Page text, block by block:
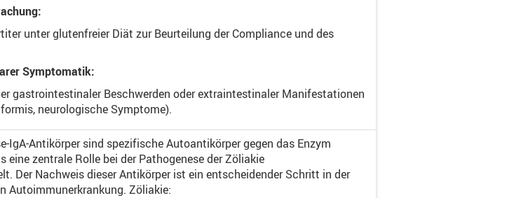
unter glutenfreier Diät zur Beurteilung der Compliance und des
Symptomatik:
gastrointestinaler Beschwerden oder extraintestinaler Manifestationen
neurologische Symptome).
IgA-Antikörper sind spezifische Autoantikörper gegen das Enzym
eine zentrale Rolle bei der Pathogenese der Zöliakie
Der Nachweis dieser Antikörper ist ein entscheidender Schritt in der
Autoimmunerkrankung. Zöliakie: